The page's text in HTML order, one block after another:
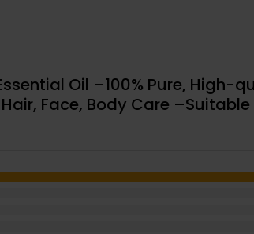
Oil –100% Pure,
Hair, Face, Body Care